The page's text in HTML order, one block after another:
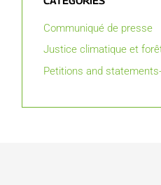
Communiqué de presse
Justice climatique et
Petitions and